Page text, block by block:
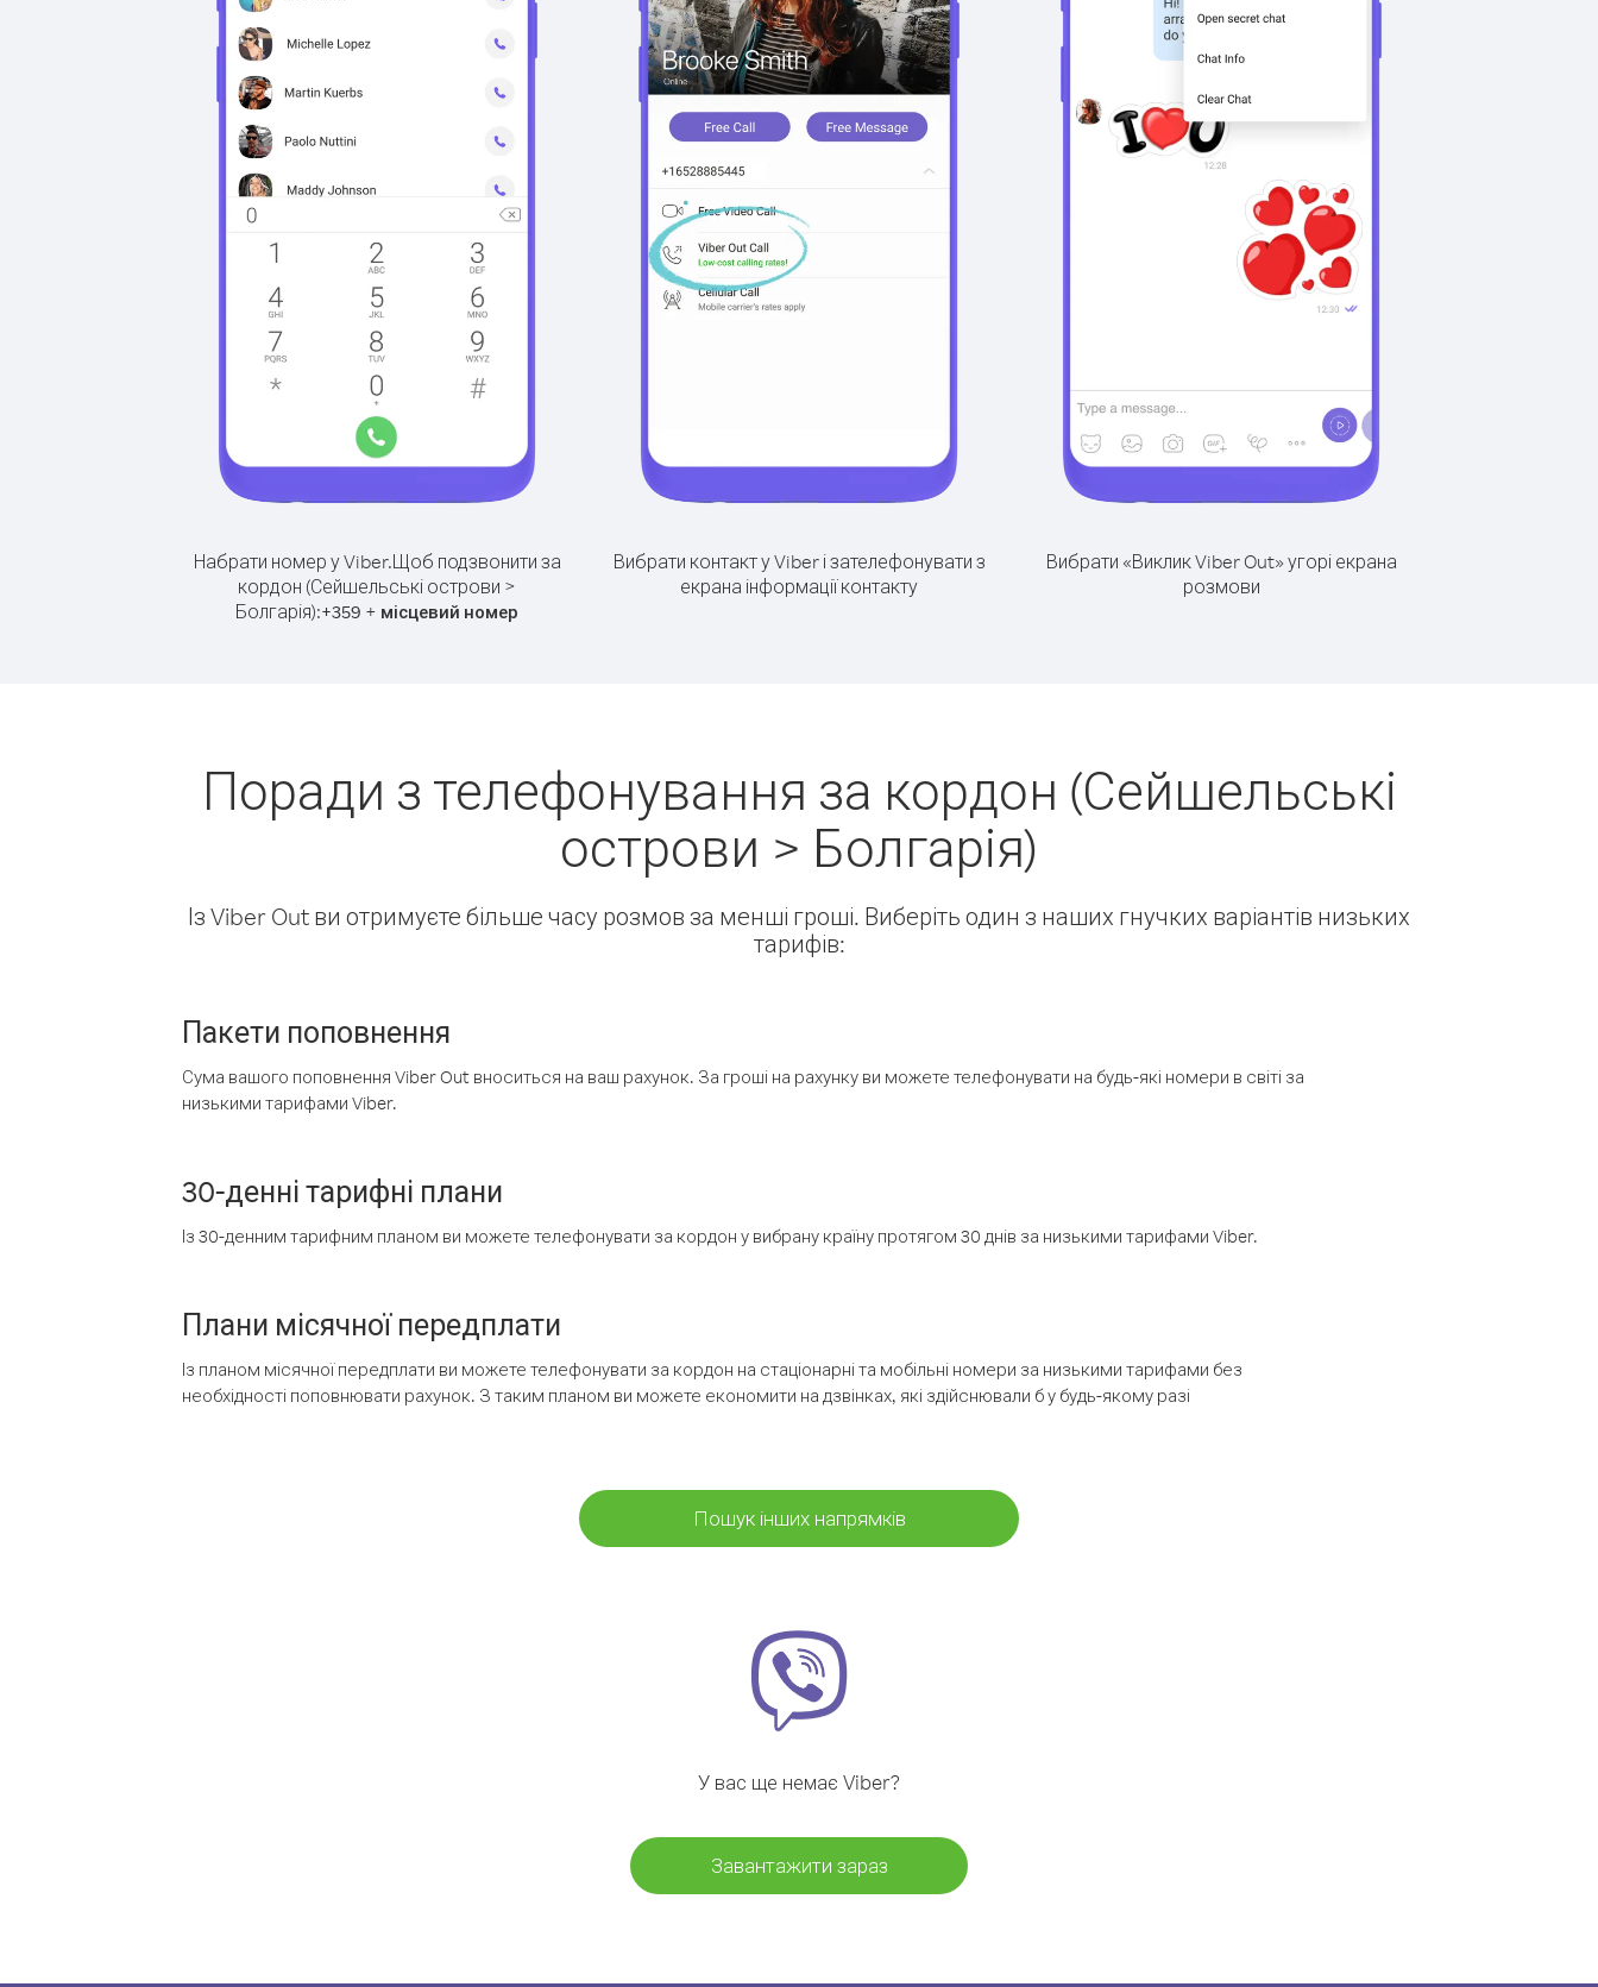
Набрати номер у Viber.Щоб подзвонити за
кордон (Сейшельські острови >
Болгарія):+359 + місцевий номер
Вибрати контакт у Viber і зателефонувати з
екрана інформації контакту
Вибрати «Виклик Viber Out» угорі екрана
розмови
Поради з телефонування за кордон (Сейшельські
острови > Болгарія)
Із Viber Out ви отримуєте більше часу розмов за менші гроші. Виберіть один з наших гнучких варіантів низьких
тарифів:
Пакети поповнення
Сума вашого поповнення Viber Out вноситься на ваш рахунок. За гроші на рахунку ви можете телефонувати на будь-які номери в світі за
низькими тарифами Viber.
30-денні тарифні плани
Із 30-денним тарифним планом ви можете телефонувати за кордон у вибрану країну протягом 30 днів за низькими тарифами Viber.
Плани місячної передплати
Із планом місячної передплати ви можете телефонувати за кордон на стаціонарні та мобільні номери за низькими тарифами без
необхідності поповнювати рахунок. З таким планом ви можете економити на дзвінках, які здійснювали б у будь-якому разі
Пошук інших напрямків
У вас ще немає Viber?
Завантажити зараз